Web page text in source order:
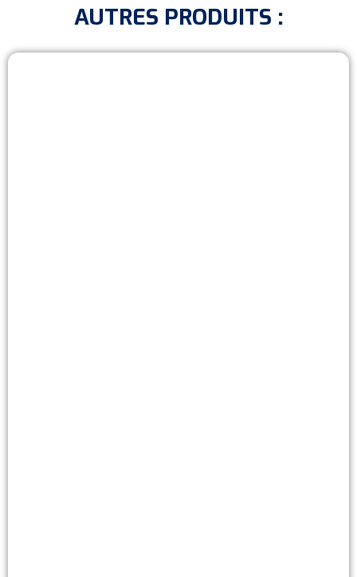
AUTRES PRODUITS :